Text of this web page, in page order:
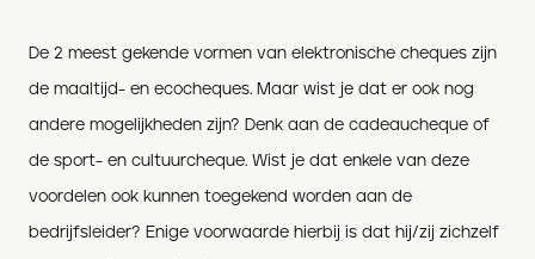
De 2 meest gekende vormen van elektronische cheques zijn
de maaltijd- en ecocheques. Maar wist je dat er ook nog
andere mogelijkheden zijn? Denk aan de cadeaucheque of
de sport- en cultuurcheque. Wist je dat enkele van deze
voordelen ook kunnen toegekend worden aan de
bedrijfsleider? Enige voorwaarde hierbij is dat hij/zij zichzelf